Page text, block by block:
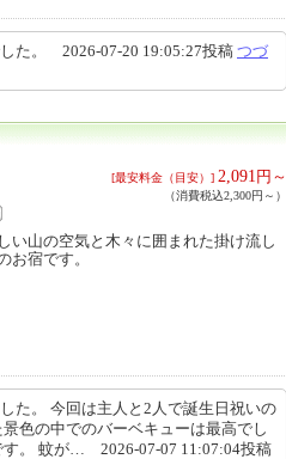
た。 2026-07-20 19:05:27投稿 つづ
[最安料金（目安）] 2,091 円～
（消費税込2,300円～）
い山の空気と木々に囲まれた掛け流し
お宿です。
た。 今回は主人と2人で誕生日祝いの
色の中でのバーベキューは最高でし
す。 蚊が… 2026-07-07 11:07:04投稿